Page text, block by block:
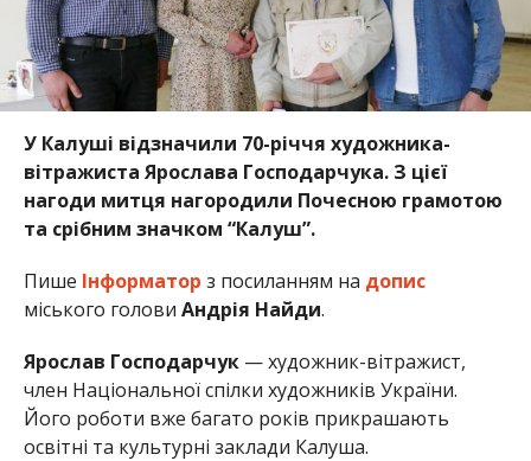
У Калуші відзначили 70-річчя художника-
вітражиста Ярослава Господарчука. З цієї
нагоди митця нагородили Почесною грамотою
та срібним значком “Калуш”.
Пише Інформатор з посиланням на допис
міського голови Андрія Найди.
Ярослав Господарчук— художник-вітражист,
член Національної спілки художників України.
Його роботи вже багато років прикрашають
освітні та культурні заклади Калуша.